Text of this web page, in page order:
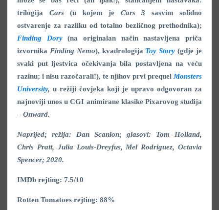
trilogija Cars (u kojem je Cars 3 sasvim solidno
ostvarenje za razliku od totalno bezličnog prethodnika);
Finding Dory(na originalan način nastavljena priča
izvornika Finding Nemo), kvadrologija Toy Story(gdje je
svaki put ljestvica očekivanja bila postavljena na veću
razinu; i nisu razočarali!), te njihov prvi prequel Monsters
University, u režiji čovjeka koji je upravo odgovoran za
najnoviji unos u CGI animirane klasike Pixarovog studija
– Onward.
Naprijed; režija: Dan Scanlon; glasovi: Tom Holland,
Chris Pratt, Julia Louis-Dreyfus, Mel Rodriguez, Octavia
Spencer; 2020.
IMDb rejting: 7.5/10
Rotten Tomatoes rejting: 88%